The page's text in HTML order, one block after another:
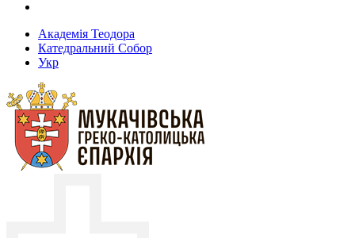
Академія Теодора
Катедральний Собор
Укр